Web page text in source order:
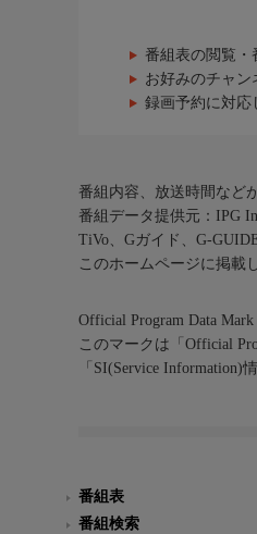
番組表の閲覧
お好みのチャン
録画予約に対応
番組内容、放送時間など
番組データ提供元：IPG
TiVo、Gガイド、G-
このホームページに掲載
Official Program Data
このマークは「Official
「SI(Service
番組表
番組検索